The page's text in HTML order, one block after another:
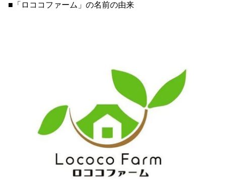
■「ロココファーム」の名前の由来